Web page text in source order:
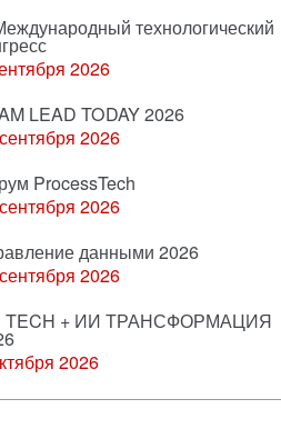
технологический
2026
LEAD TODAY 2026
2026
ProcessTech
2026
данными 2026
2026
TECH + ИИ ТРАНСФОРМАЦИЯ
2026